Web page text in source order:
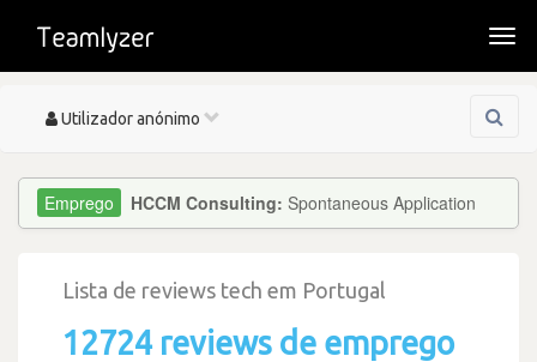
Toggle
Utilizador anónimo
HCCM Consulting: Spontaneous Application
Lista de reviews tech em Portugal
12724 reviews de emprego